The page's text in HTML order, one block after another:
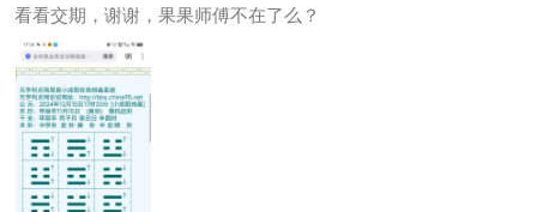
看看交期，谢谢，果果师傅不在了么？